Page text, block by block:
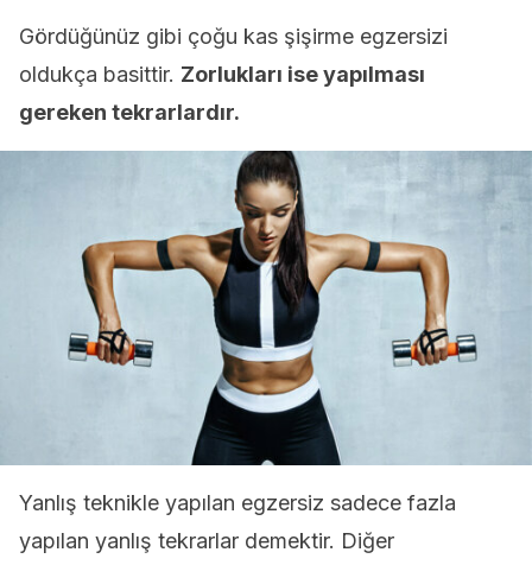
Gördüğünüz gibi çoğu kas şişirme egzersizi
oldukça basittir. Zorlukları ise yapılması
gereken tekrarlardır.
Yanlış teknikle yapılan egzersiz sadece fazla
yapılan yanlış tekrarlar demektir. Diğer